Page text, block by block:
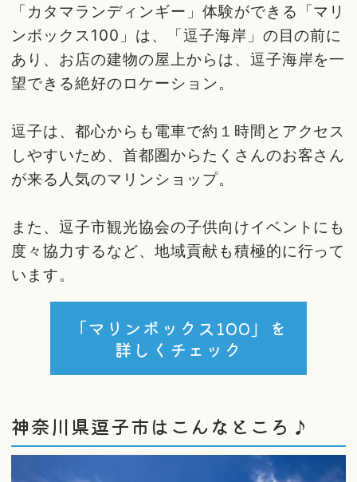
「カタマランディンギー」体験ができる「マリ
ンボックス100」は、「逗子海岸」の目の前に
あり、お店の建物の屋上からは、逗子海岸を一
望できる絶好のロケーション。
逗子は、都心からも電車で約１時間とアクセス
しやすいため、首都圏からたくさんのお客さん
が来る人気のマリンショップ。
また、逗子市観光協会の子供向けイベントにも
度々協力するなど、地域貢献も積極的に行って
います。
「マリンボックス100」を
詳しくチェック
神奈川県逗子市はこんなところ♪